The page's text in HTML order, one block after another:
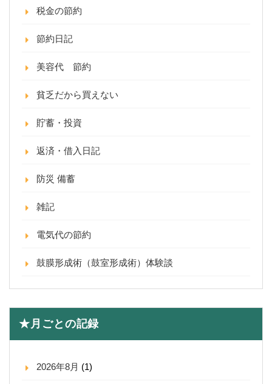
税金の節約
節約日記
美容代 節約
貧乏だから買えない
貯蓄・投資
返済・借入日記
防災 備蓄
雑記
電気代の節約
鼓膜形成術（鼓室形成術）体験談
★月ごとの記録
2026年8月 (1)